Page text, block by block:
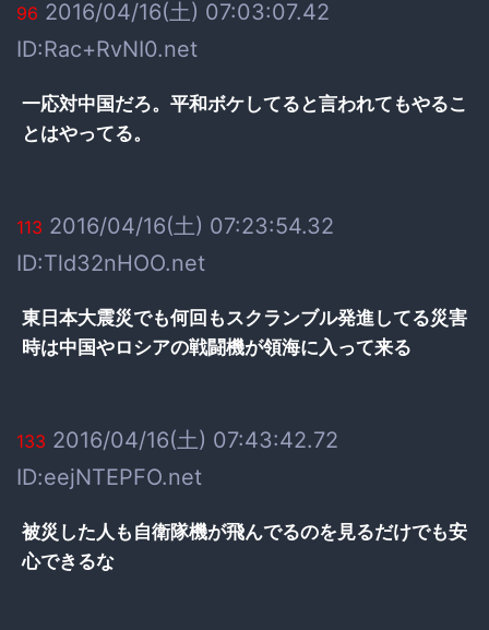
96 2016/04/16(土) 07:03:07.42
ID:Rac+RvNI0.net
一応対中国だろ。平和ボケしてると言われてもやるこ
とはやってる。
113 2016/04/16(土) 07:23:54.32
ID:Tld32nHOO.net
東日本大震災でも何回もスクランブル発進してる災害
時は中国やロシアの戦闘機が領海に入って来る
133 2016/04/16(土) 07:43:42.72
ID:eejNTEPFO.net
被災した人も自衛隊機が飛んでるのを見るだけでも安
心できるな